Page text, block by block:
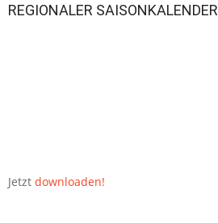
REGIONALER SAISONKALENDER
Jetzt downloaden!